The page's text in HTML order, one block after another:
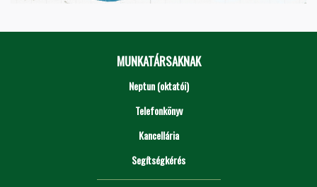
MUNKATÁRSAKNAK
Neptun (oktatói)
Telefonkönyv
Kancellária
Segítségkérés